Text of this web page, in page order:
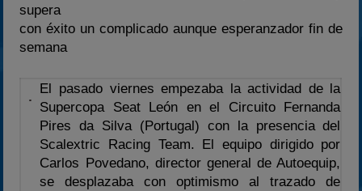
2023
2025
Estadísticas
Preguntas Frecuentes
supera
con éxito un complicado aunque esperanzador fin de
semana
El pasado viernes empezaba la actividad de la
Supercopa Seat León en el Circuito Fernanda
Pires da Silva (Portugal) con la presencia del
Scalextric Racing Team. El equipo dirigido por
Carlos Povedano, director general de Autoequip,
se desplazaba con optimismo al trazado de